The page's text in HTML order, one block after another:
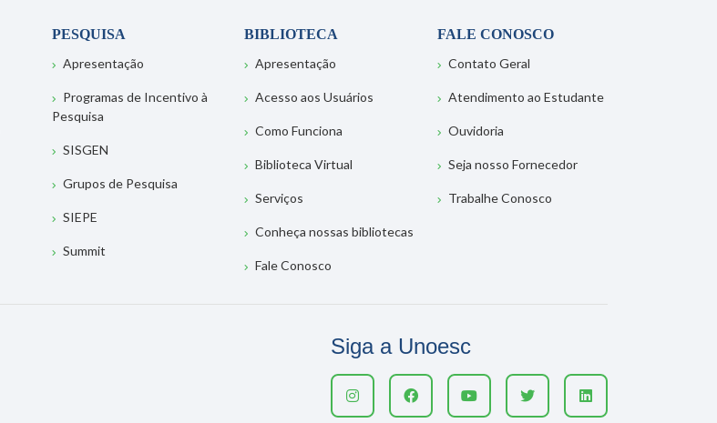
PESQUISA
Apresentação
Programas de Incentivo à
Pesquisa
SISGEN
Grupos de Pesquisa
SIEPE
Summit
BIBLIOTECA
Apresentação
Acesso aos Usuários
Como Funciona
Biblioteca Virtual
Serviços
Conheça nossas bibliotecas
Fale Conosco
FALE CONOSCO
Contato Geral
Atendimento ao Estudante
Ouvidoria
Seja nosso Fornecedor
Trabalhe Conosco
Siga a Unoesc